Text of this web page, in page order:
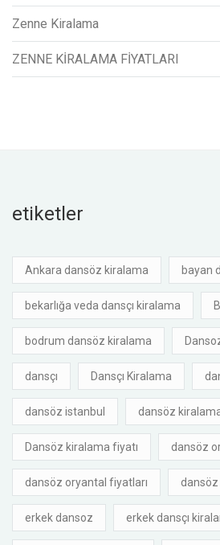
Zenne Kiralama
ZENNE KİRALAMA FİYATLARI
etiketler
Ankara dansöz kiralama bayan
bekarlığa veda dansçı kiralama
bodrum dansöz kiralama
dansçı Dansçı Kiralama
dansöz istanbul dansöz
Dansöz kiralama fiyatı dansöz
dansöz oryantal fiyatları
erkek dansoz erkek dansçı